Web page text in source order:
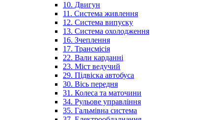
10. Двигун
11. Система живлення
12. Система випуску
13. Система охолодження
16. Зчеплення
17. Трансмісія
22. Вали карданні
23. Міст ведучий
29. Підвіска автобуса
30. Вісь передня
31. Колеса та маточини
34. Рульове управління
35. Гальмівна система